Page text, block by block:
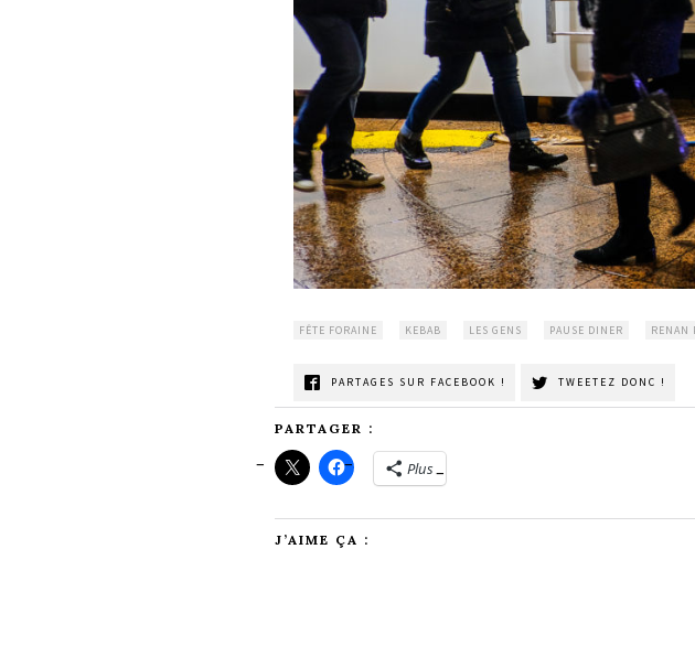
FÊTE FORAINE KEBAB LES GENS PAUSE DINER RENAN
PARTAGES SUR FACEBOOK ! TWEETEZ DONC !
PARTAGER :
Plus
J’AIME ÇA :